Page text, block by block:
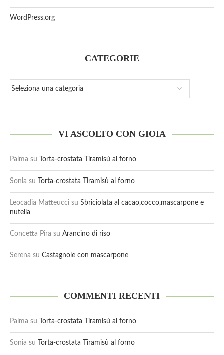
WordPress.org
CATEGORIE
VI ASCOLTO CON GIOIA
Palma su Torta-crostata Tiramisù al forno
Sonia su Torta-crostata Tiramisù al forno
Leocadia Matteucci su Sbriciolata al cacao,cocco,mascarpone e
nutella
Concetta Pira su Arancino di riso
Serena su Castagnole con mascarpone
COMMENTI RECENTI
Palma su Torta-crostata Tiramisù al forno
Sonia su Torta-crostata Tiramisù al forno